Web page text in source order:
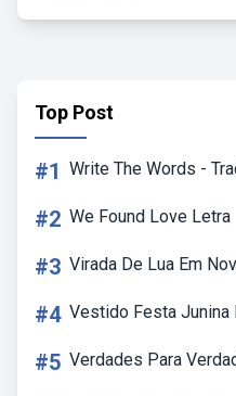
Top Post
#1 Write The Words -
#2 We Found Love Letra
#3 Virada De Lua Em
#4 Vestido Festa Junina
#5 Verdades Para